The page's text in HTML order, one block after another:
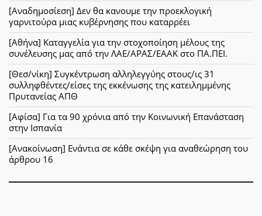
[Αναδημοσίεση] Δεν θα κανουμε την προεκλογική
γαρνιτούρα μιας κυβέρνησης που καταρρέει
[Αθήνα] Καταγγελία για την στοχοποίηση μέλους της
συνέλευσης μας από την ΛΑΕ/ΑΡΑΣ/ΕΑΑΚ στο ΠΑ.ΠΕΙ.
[Θεσ/νίκη] Συγκέντρωση αλληλεγγύης στους/ις 31
συλληφθέντες/είσες της εκκένωσης της κατειλημμένης
Πρυτανείας ΑΠΘ
[Αφίσα] Για τα 90 χρόνια από την Κοινωνική Επανάσταση
στην Ισπανία
[Ανακοίνωση] Ενάντια σε κάθε σκέψη για αναθεώρηση του
άρθρου 16